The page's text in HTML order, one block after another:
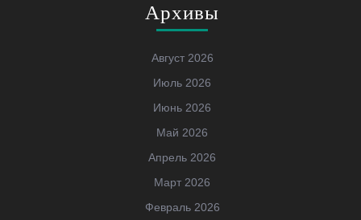
Архивы
Август 2026
Июль 2026
Июнь 2026
Май 2026
Апрель 2026
Март 2026
Февраль 2026